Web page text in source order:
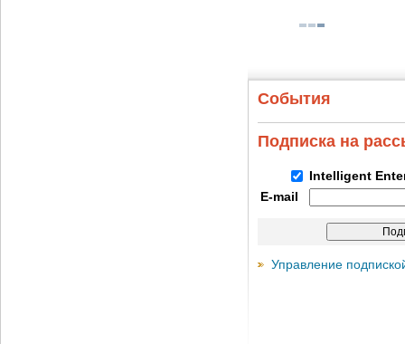
События
Подписка на
Intelligent
E-mail
Управление